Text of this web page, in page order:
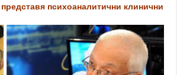
представя психоаналитични клинични